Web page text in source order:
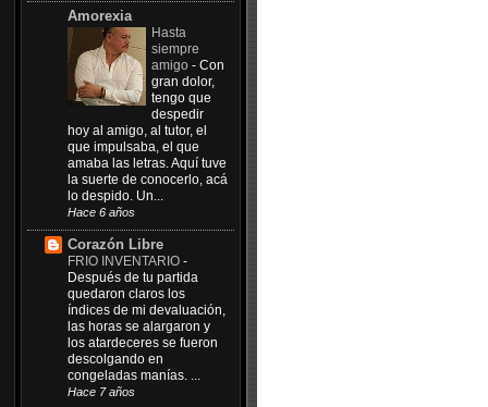
Amorexia
Hasta
siempre
amigo - Con
gran dolor,
tengo que
despedir
hoy al amigo, al tutor, el
que impulsaba, el que
amaba las letras. Aquí tuve
la suerte de conocerlo, acá
lo despido. Un...
Hace 6 años
Corazón Libre
FRIO INVENTARIO -
Después de tu partida
quedaron claros los
índices de mi devaluación,
las horas se alargaron y
los atardeceres se fueron
descolgando en
congeladas manías. ...
Hace 7 años